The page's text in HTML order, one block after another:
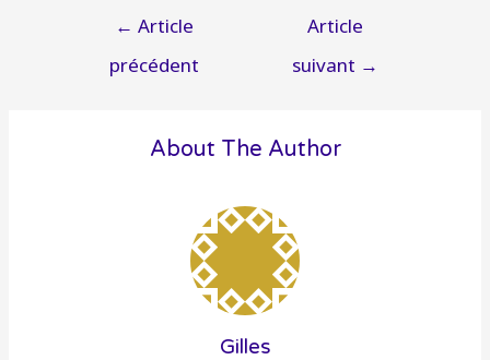
Navigation
← Article
précédent
Article
suivant →
About The Author
Gilles